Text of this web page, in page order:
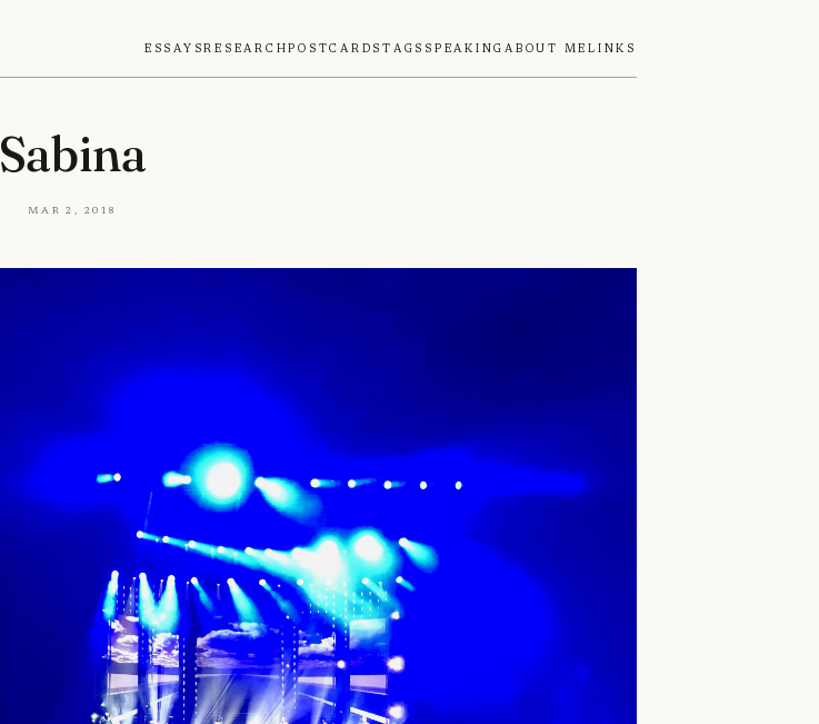
EssaysResearchPostcardsTags SpeakingAbout MeLinks
Sabina
Mar 2, 2018